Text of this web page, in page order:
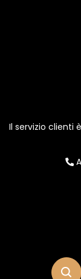
Il servizio clienti